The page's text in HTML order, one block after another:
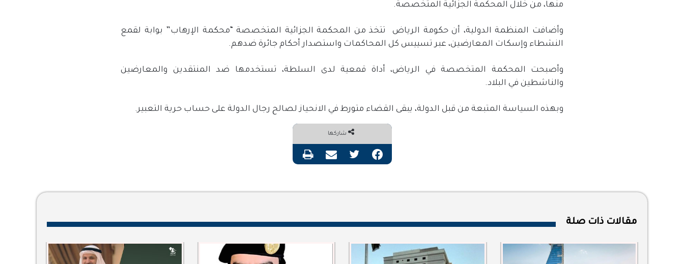
منها، من خلال المحكمة الجزائية المتخصصة.
وأضافت المنظمة الدولية، أن حكومة الرياض
تتخذ من المحكمة الجزائية المتخصصة “محكمة الإرهاب” بوابة لقمع
النشطاء وإسكات المعارضين، عبر تسييس كل المحاكمات واستصدار أحكام جائرة ضدهم.
وأصبحت المحكمة المتخصصة في الرياض، أداة قمعية لدى السلطة، تستخدمها ضد المنتقدين والمعارضين
والناشطين في البلاد.
وبهذه السياسة المتبعة من قبل الدولة، يبقى القضاء متورط في الانحياز لصالح رجال الدولة على حساب حرية التعبير.
شاركها
فيسبوك تويتر مشاركة عبر البريد طباعة
مقالات ذات صلة